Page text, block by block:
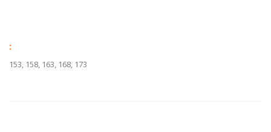
:
153, 158, 163, 168, 173